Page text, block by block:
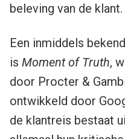
beleving van de klant.
Een inmiddels
is Moment of Truth,
door Procter &
ontwikkeld door
de klantreis bestaat